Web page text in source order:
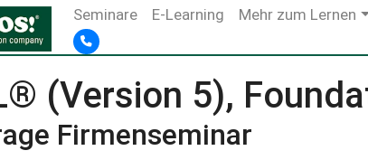
Seminare E-Learning Mehr zum Lernen
(Version 5),
Firmenseminar